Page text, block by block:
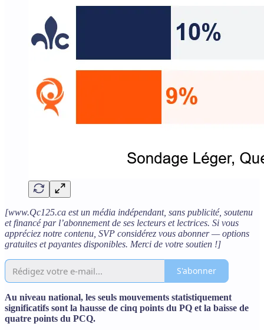
[www.Qc125.ca est un média indépendant, sans publicité, soutenu
et financé par l’abonnement de ses lecteurs et lectrices. Si vous
appréciez notre contenu, SVP considérez vous abonner — options
gratuites et payantes disponibles. Merci de votre soutien !]
S'abonner
Au niveau national, les seuls mouvements statistiquement
significatifs sont la hausse de cinq points du PQ et la baisse de
quatre points du PCQ.